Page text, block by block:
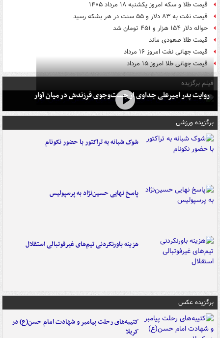
قیمت طلا و سکه امروز یکشنبه ۱۸ مرداد ۱۴۰۵
قیمت نفت به ۸۳ دلار و ۵۵ سنت در هر بشکه رسید
حواله دلار ۱۵۴ هزار و ۴۵۱ تومان شد
قیمت طلا صعودی ماند
قیمت جهانی نفت امروز ۱۶ مرداد
قیمت جهانی طلا امروز ۱۵ مرداد
فیلم برگزیده
روایت پدر امیرعلی جداوی از جست‌وجوی فرزندش در میان آوار
برگزیده ورزشی
شوک شبانه به تراکتور با حضور نکونام
پاسخ نهایی حسین‌نژاد به پرسپولیس
هزینه باورنکردنی تیم‌های غیرفوتبالی استقلال
برگزیده عکس
کتیبه‌های رحلت پیامبر و شهادت امام حسن(ع) در
کربلا